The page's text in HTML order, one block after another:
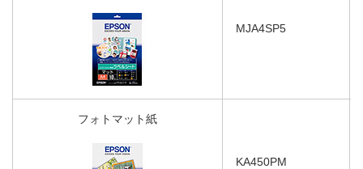
MJA4SP5
フォトマット紙
KA450PM